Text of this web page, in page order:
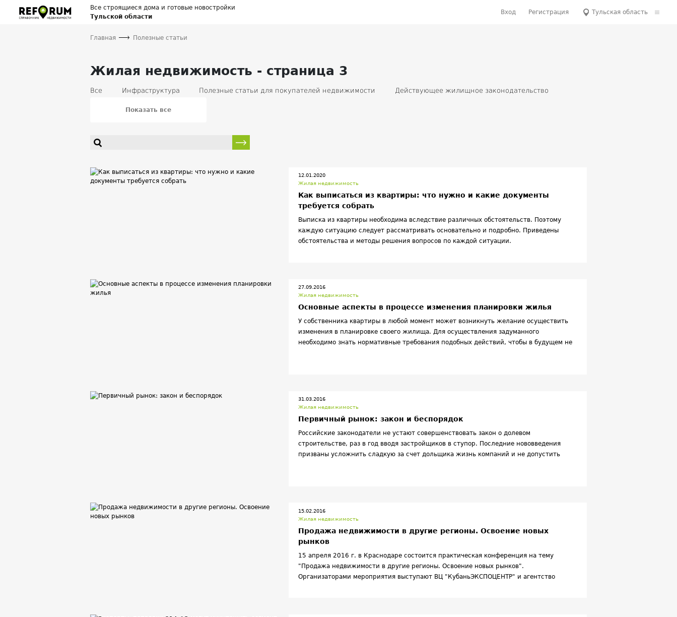
Все строящиеся дома и готовые новостройки
Тульской области
Вход Регистрация Тульская область
Главная Полезные статьи
Жилая недвижимость - страница 3
Все Инфраструктура Полезные статьи для покупателей недвижимости
Действующее жилищное законодательство
Землепользование
Происшествия и нарушения
Показать все
12.01.2020
Жилая недвижимость
Как выписаться из квартиры: что нужно и какие документы
требуется собрать
Выписка из квартиры необходима вследствие различных обстоятельств. Поэтому
каждую ситуацию следует рассматривать основательно и подробно. Приведены
обстоятельства и методы решения вопросов по каждой ситуации.
27.09.2016
Жилая недвижимость
Основные аспекты в процессе изменения планировки жилья
У собственника квартиры в любой момент может возникнуть желание осуществить
изменения в планировке своего жилища. Для осуществления задуманного
необходимо знать нормативные требования подобных действий, чтобы в будущем не
31.03.2016
Жилая недвижимость
Первичный рынок: закон и беспорядок
Российские законодатели не устают совершенствовать закон о долевом
строительстве, раз в год вводя застройщиков в ступор. Последние нововведения
призваны усложнить сладкую за счет дольщика жизнь компаний и не допустить
15.02.2016
Жилая недвижимость
Продажа недвижимости в другие регионы. Освоение новых
рынков
15 апреля 2016 г. в Краснодаре состоится практическая конференция на тему
"Продажа недвижимости в другие регионы. Освоение новых рынков".
Организаторами мероприятия выступают ВЦ "КубаньЭКСПОЦЕНТР" и агентство